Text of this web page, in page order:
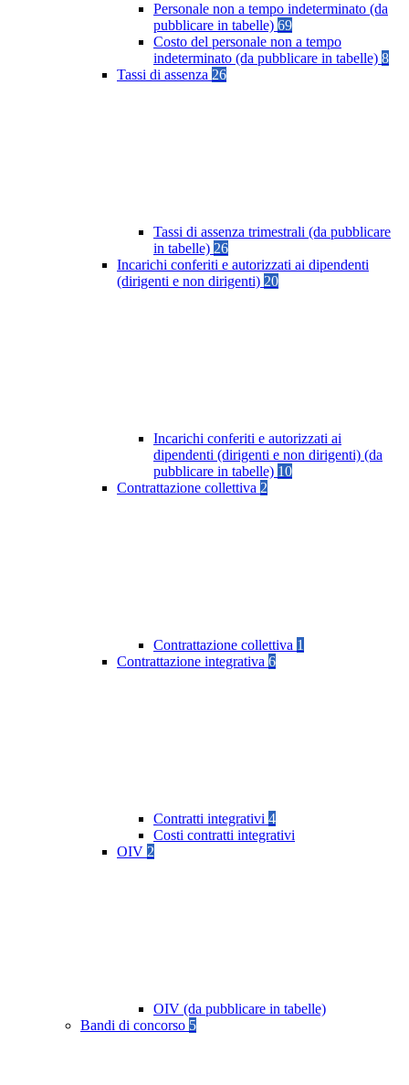
Personale non a tempo indeterminato (da
pubblicare in tabelle) 69
Costo del personale non a tempo
indeterminato (da pubblicare in tabelle) 8
Tassi di assenza 26
Tassi di assenza trimestrali (da pubblicare
in tabelle) 26
Incarichi conferiti e autorizzati ai dipendenti
(dirigenti e non dirigenti) 20
Incarichi conferiti e autorizzati ai
dipendenti (dirigenti e non dirigenti) (da
pubblicare in tabelle) 10
Contrattazione collettiva 2
Contrattazione collettiva 1
Contrattazione integrativa 6
Contratti integrativi 4
Costi contratti integrativi
OIV 2
OIV (da pubblicare in tabelle)
Bandi di concorso 5